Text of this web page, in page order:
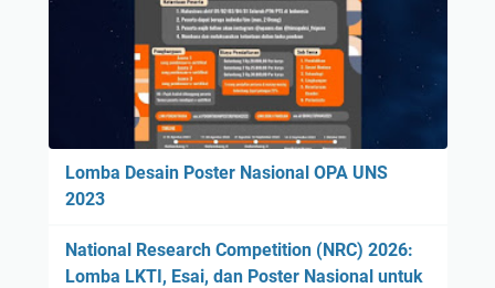
Lomba Desain Poster Nasional OPA UNS
2023
National Research Competition (NRC) 2026:
Lomba LKTI, Esai, dan Poster Nasional untuk